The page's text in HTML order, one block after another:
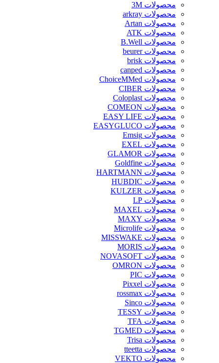
محصولات 3M
محصولات arkray
محصولات Artan
محصولات ATK
محصولات B.Well
محصولات beurer
محصولات brisk
محصولات canped
محصولات ChoiceMMed
محصولات CIBER
محصولات Coloplast
محصولات COMEON
محصولات EASY LIFE
محصولات EASYGLUCO
محصولات Emsig
محصولات EXEL
محصولات GLAMOR
محصولات Goldfine
محصولات HARTMANN
محصولات HUBDIC
محصولات KULZER
محصولات LP
محصولات MAXEL
محصولات MAXY
محصولات Microlife
محصولات MISSWAKE
محصولات MORIS
محصولات NOVASOFT
محصولات OMRON
محصولات PIC
محصولات Pixxel
محصولات rossmax
محصولات Sinco
محصولات TESSY
محصولات TFA
محصولات TGMED
محصولات Trisa
محصولات tteetta
محصولات VEKTO